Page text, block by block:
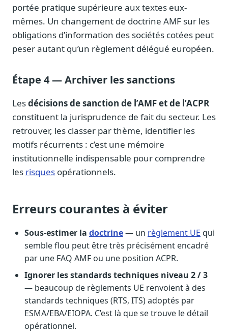
portée pratique supérieure aux textes eux-
mêmes. Un changement de doctrine AMF sur les
obligations d’information des sociétés cotées peut
peser autant qu’un règlement délégué européen.
Étape 4 — Archiver les sanctions
Lesdécisions de sanction de l’AMF et de l’ACPR
constituent la jurisprudence de fait du secteur. Les
retrouver, les classer par thème, identifier les
motifs récurrents : c’est une mémoire
institutionnelle indispensable pour comprendre
les risques opérationnels.
Erreurs courantes à éviter
Sous-estimer la doctrine— un règlement UE qui
semble flou peut être très précisément encadré
par une FAQ AMF ou une position ACPR.
Ignorer les standards techniques niveau 2 / 3
— beaucoup de règlements UE renvoient à des
standards techniques (RTS, ITS) adoptés par
ESMA/EBA/EIOPA. C’est là que se trouve le détail
opérationnel.